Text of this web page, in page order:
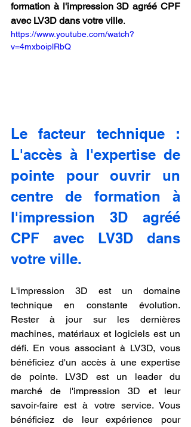
formation à l'impression 3D agréé CPF
avec LV3D dans votre ville.
https://www.youtube.com/watch?
v=4mxboiplRbQ
Le facteur technique :
L'accès à l'expertise de
pointe pour ouvrir un
centre de formation à
l'impression 3D agréé
CPF avec LV3D dans
votre ville.
L'impression 3D est un domaine
technique en constante évolution.
Rester à jour sur les dernières
machines, matériaux et logiciels est un
défi. En vous associant à LV3D, vous
bénéficiez d'un accès à une expertise
de pointe. LV3D est un leader du
marché de l'impression 3D et leur
savoir-faire est à votre service. Vous
bénéficiez de leur expérience pour